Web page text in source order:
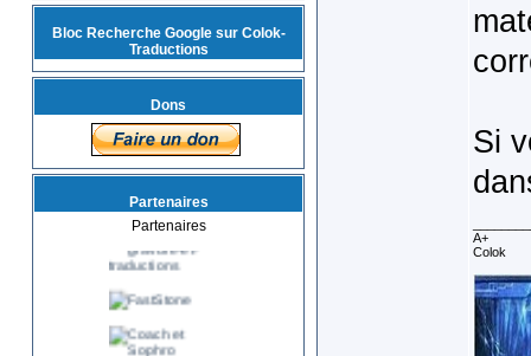
Bloc Recherche Google sur Colok-
Traductions
Dons
Partenaires
Partenaires
Si
A+
Colok